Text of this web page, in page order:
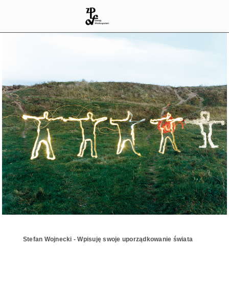
Stefan Wojnecki - Wpisuję swoje uporządkowanie świata